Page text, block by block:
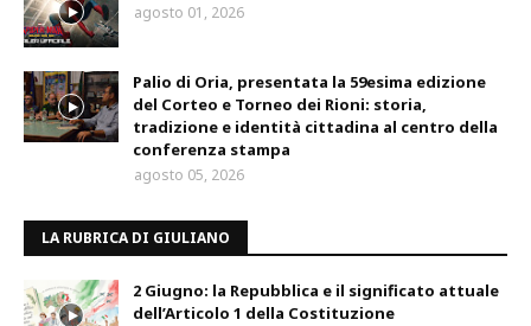
agosto 01, 2026
Palio di Oria, presentata la 59esima edizione
del Corteo e Torneo dei Rioni: storia,
tradizione e identità cittadina al centro della
conferenza stampa
agosto 05, 2026
LA RUBRICA DI GIULIANO
2 Giugno: la Repubblica e il significato attuale
dell’Articolo 1 della Costituzione